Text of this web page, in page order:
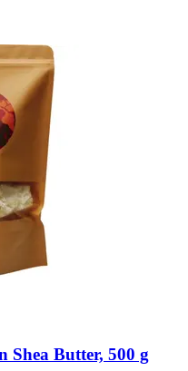
Shea Butter, 500 g